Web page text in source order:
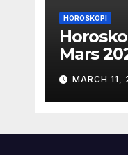
HOROSKOPI
Mars
MARCH 11,